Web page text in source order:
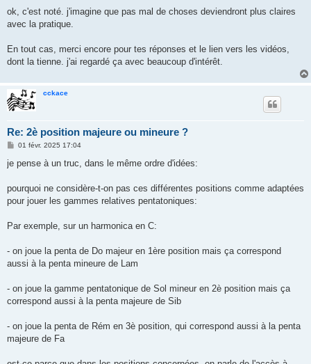
s
s
a
ok, c'est noté. j'imagine que pas mal de choses deviendront plus claires
avec la pratique.
En tout cas, merci encore pour tes réponses et le lien vers les vidéos,
dont la tienne. j'ai regardé ça avec beaucoup d'intérêt.
cckace
Re: 2è position majeure ou mineure ?
M
s
s
g
01 févr. 2025 17:04
je pense à un truc, dans le même ordre d'idées:
pourquoi ne considère-t-on pas ces différentes positions comme adaptées
pour jouer les gammes relatives pentatoniques:
Par exemple, sur un harmonica en C:
- on joue la penta de Do majeur en 1ère position mais ça correspond
aussi à la penta mineure de Lam
- on joue la gamme pentatonique de Sol mineur en 2è position mais ça
correspond aussi à la penta majeure de Sib
- on joue la penta de Rém en 3è position, qui correspond aussi à la penta
majeure de Fa